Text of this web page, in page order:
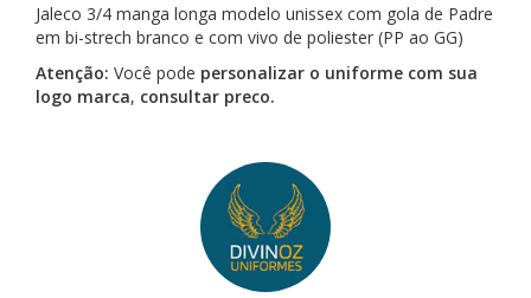
Jaleco 3/4 manga longa modelo unissex com gola de Padre
em bi-strech branco e com vivo de poliester (PP ao GG)
Atenção: Você pode personalizar o uniforme com sua
logo marca, consultar preco.